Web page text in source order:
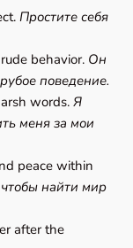
Простите себя
behavior. Он
поведение.
words. Я
меня за мои
peace within
найти мир
after the